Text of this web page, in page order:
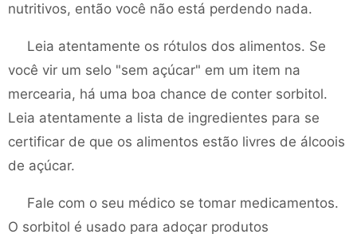
nutritivos, então você não está perdendo nada.
Leia atentamente os rótulos dos alimentos. Se
você vir um selo "sem açúcar" em um item na
mercearia, há uma boa chance de conter sorbitol.
Leia atentamente a lista de ingredientes para se
certificar de que os alimentos estão livres de álcoois
de açúcar.
Fale com o seu médico se tomar medicamentos.
O sorbitol é usado para adoçar produtos